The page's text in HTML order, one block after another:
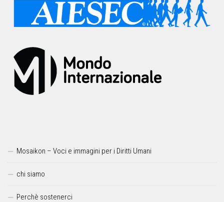
Mosaikon – Voci e immagini per i Diritti Umani
chi siamo
Perchè sostenerci